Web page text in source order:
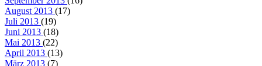
August 2013 (17)
Juli 2013 (19)
Juni 2013 (18)
Mai 2013 (22)
April 2013 (13)
März 2013 (7)